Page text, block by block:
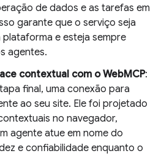
de dados e as tarefas em
garante que o serviço seja
e esteja sempre
agentes.
contextual com o WebMCP:
final, uma conexão para
ao seu site. Ele foi projetado
no navegador,
agente atue em nome do
e confiabilidade enquanto o